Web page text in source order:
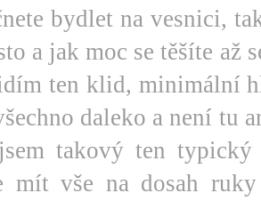
bydlet na vesnici,
a jak moc se těšíte až
ten klid, minimální
daleko a není tu
takový ten typický
mít vše na dosah